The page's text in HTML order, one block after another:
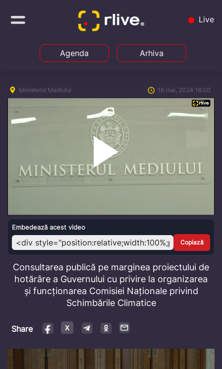
Live
Agenda Arhiva
Ministerul Mediului 16 mai, 2024 16:00
Play
Video
Embedează acest video
Copiază
Consultarea publică pe marginea proiectului de
hotărâre a Guvernului cu privire la organizarea
și funcționarea Comisiei Naționale privind
Schimbările Climatice
Share